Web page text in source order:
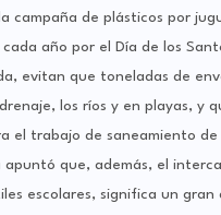
campaña de plásticos por
año por el Día de los
evitan que toneladas de
los ríos y en playas, y
el trabajo de saneamiento de
apuntó que, además, el
escolares, significa un gran